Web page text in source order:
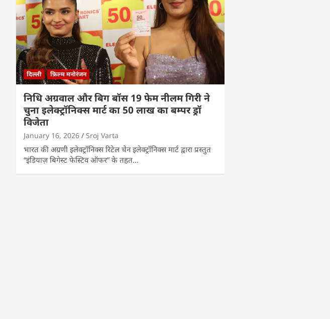
दिल्ली फ़िल्म मनोरंजन
निधि अग्रवाल और बिग बॉस 19 फेम नीलम गिरी ने
चुना इलेक्ट्रॉनिक्स मार्ट का 50 लाख का बम्पर ड्रॉ
विजेता
January 16, 2026 Sroj Varta
भारत की अग्रणी इलेक्ट्रॉनिक्स रिटेल चेन इलेक्ट्रॉनिक्स मार्ट द्वारा प्रस्तुत
“इंडियाज़ बिगेस्ट फेस्टिव ऑफर” के तहत…